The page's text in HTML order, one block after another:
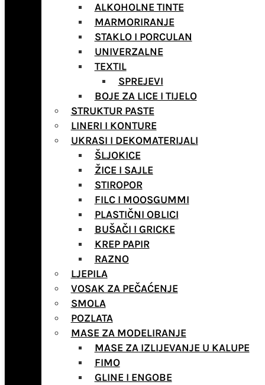
ALKOHOLNE TINTE
MARMORIRANJE
STAKLO I PORCULAN
UNIVERZALNE
TEXTIL
SPREJEVI
BOJE ZA LICE I TIJELO
STRUKTUR PASTE
LINERI I KONTURE
UKRASI I DEKOMATERIJALI
ŠLJOKICE
ŽICE I SAJLE
STIROPOR
FILC I MOOSGUMMI
PLASTIČNI OBLICI
BUŠAČI I GRICKE
KREP PAPIR
RAZNO
LJEPILA
VOSAK ZA PEČAĆENJE
SMOLA
POZLATA
MASE ZA MODELIRANJE
MASE ZA IZLIJEVANJE U KALUPE
FIMO
GLINE I ENGOBE